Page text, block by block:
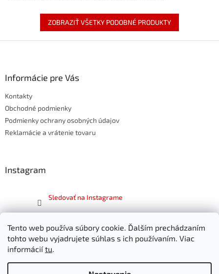
Tento web používa súbory cookie. Ďalším prechádzaním
tohto webu vyjadrujete súhlas s ich používaním. Viac
informáciítu.
ZOBRAZIŤ VŠETKY PODOBNÉ PRODUKTY
Informácie pre Vás
Kontakty
Obchodné podmienky
Podmienky ochrany osobných údajov
Reklamácie a vrátenie tovaru
Instagram
Sledovať na Instagrame
Facebook